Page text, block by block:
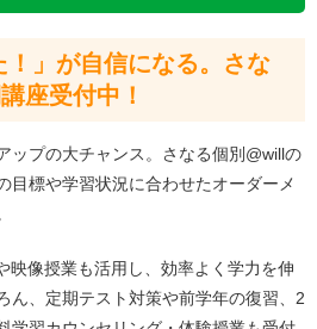
！」が自信になる。さな
座受付中！
ップの大チャンス。さなる個別@willの
目標や学習状況に合わせたオーダーメ
映像授業も活用し、効率よく学力を伸
ん、定期テスト対策や前学年の復習、2